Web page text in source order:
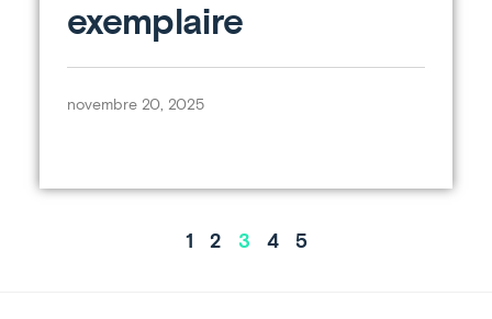
exemplaire
novembre 20, 2025
1 2 3 4 5